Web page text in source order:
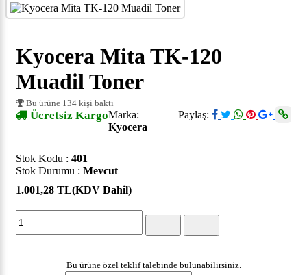
Kyocera Mita TK-120
Muadil Toner
Bu ürüne 134 kişi baktı
Ücretsiz Kargo Paylaş:
Marka:
Kyocera
Stok Kodu : 401
Stok Durumu : Mevcut
1.001,28 TL(KDV Dahil)
Bu ürüne özel teklif talebinde bulunabilirsiniz.